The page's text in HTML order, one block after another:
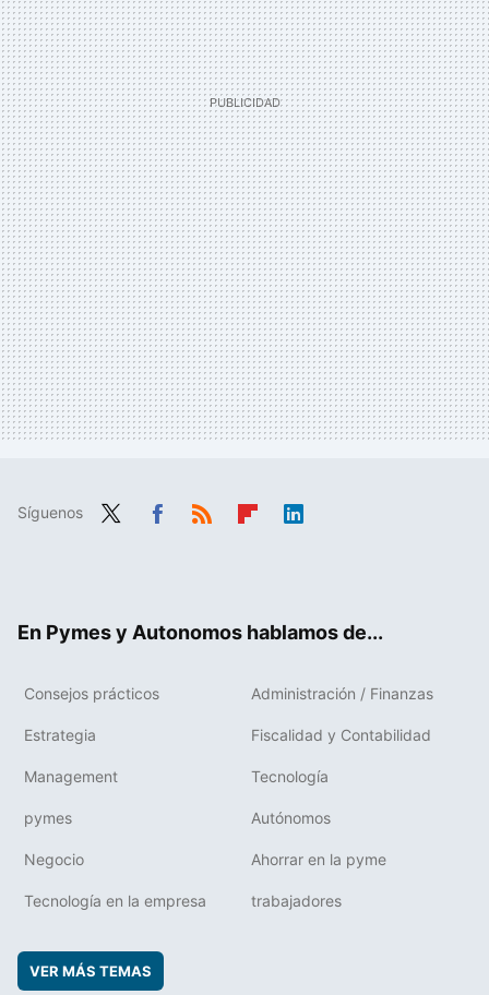
Síguenos
En Pymes y Autonomos hablamos de...
Consejos prácticos Administración / Finanzas
Estrategia Fiscalidad y Contabilidad
Management Tecnología
pymes Autónomos
Negocio Ahorrar en la pyme
Tecnología en la empresa trabajadores
VER MÁS TEMAS